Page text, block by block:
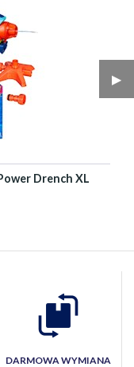
▶︎
Drench XL
DARMOWA WYMIANA